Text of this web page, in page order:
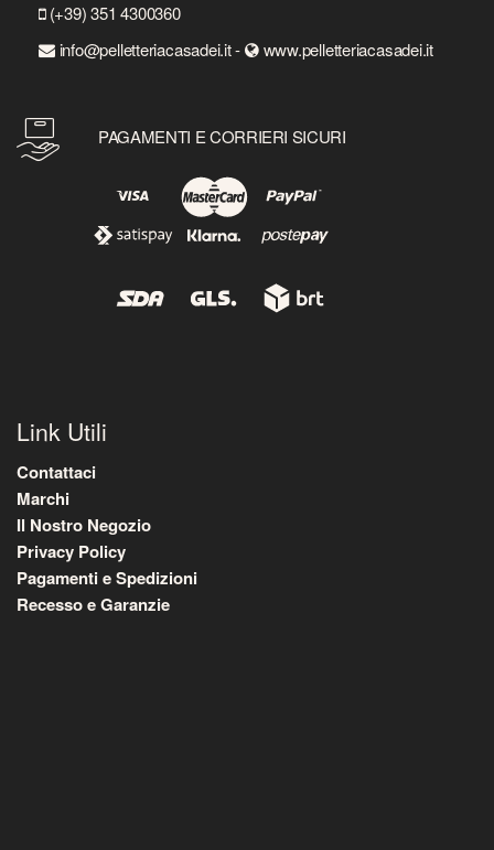
(+39) 351 4300360
info@pelletteriacasadei.it -
www.pelletteriacasadei.it
PAGAMENTI E CORRIERI SICURI
Link Utili
Contattaci
Marchi
Il Nostro Negozio
Privacy Policy
Pagamenti e Spedizioni
Recesso e Garanzie